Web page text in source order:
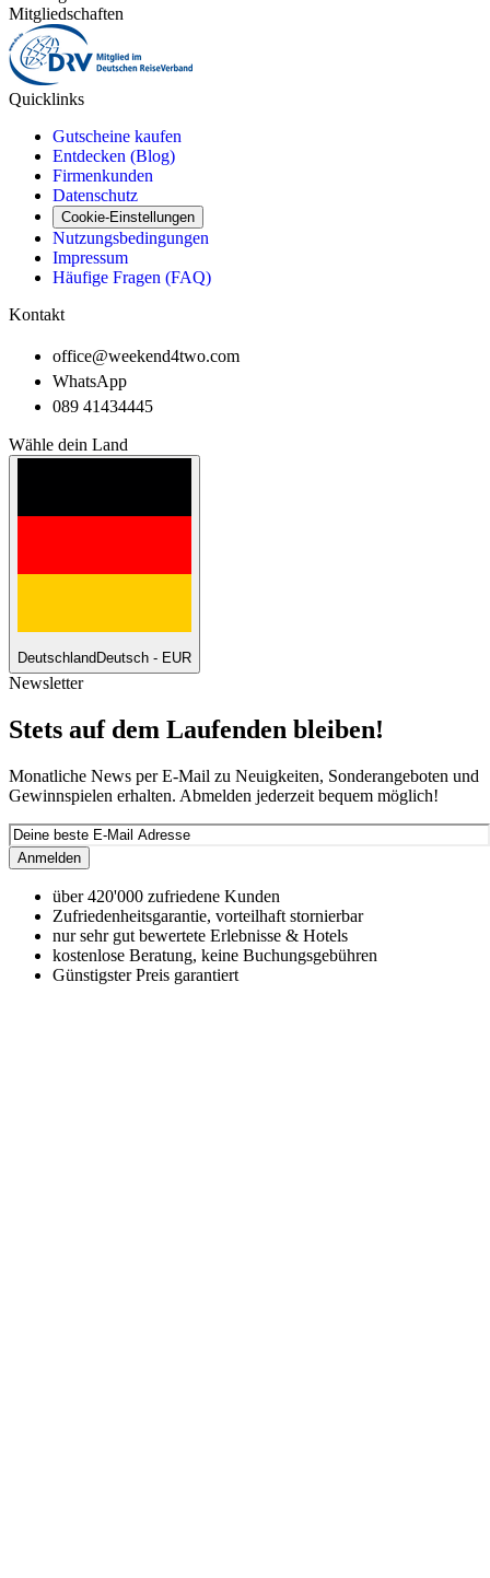
Mitgliedschaften
Quicklinks
Gutscheine kaufen
Entdecken (Blog)
Firmenkunden
Datenschutz
Cookie-Einstellungen
Nutzungsbedingungen
Impressum
Häufige Fragen (FAQ)
Kontakt
office@weekend4two.com
WhatsApp
089 41434445
Wähle dein Land
Deutschland Deutsch - EUR
Newsletter
Stets auf dem Laufenden bleiben!
Monatliche News per E-Mail zu Neuigkeiten, Sonderangeboten und
Gewinnspielen erhalten. Abmelden jederzeit bequem möglich!
Anmelden
über 420'000 zufriedene Kunden
Zufriedenheitsgarantie, vorteilhaft stornierbar
nur sehr gut bewertete Erlebnisse & Hotels
kostenlose Beratung, keine Buchungsgebühren
Günstigster Preis garantiert